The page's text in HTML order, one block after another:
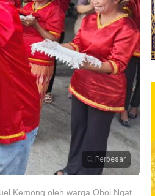
Perbesar
Kemong oleh warga Ohoi Ngat